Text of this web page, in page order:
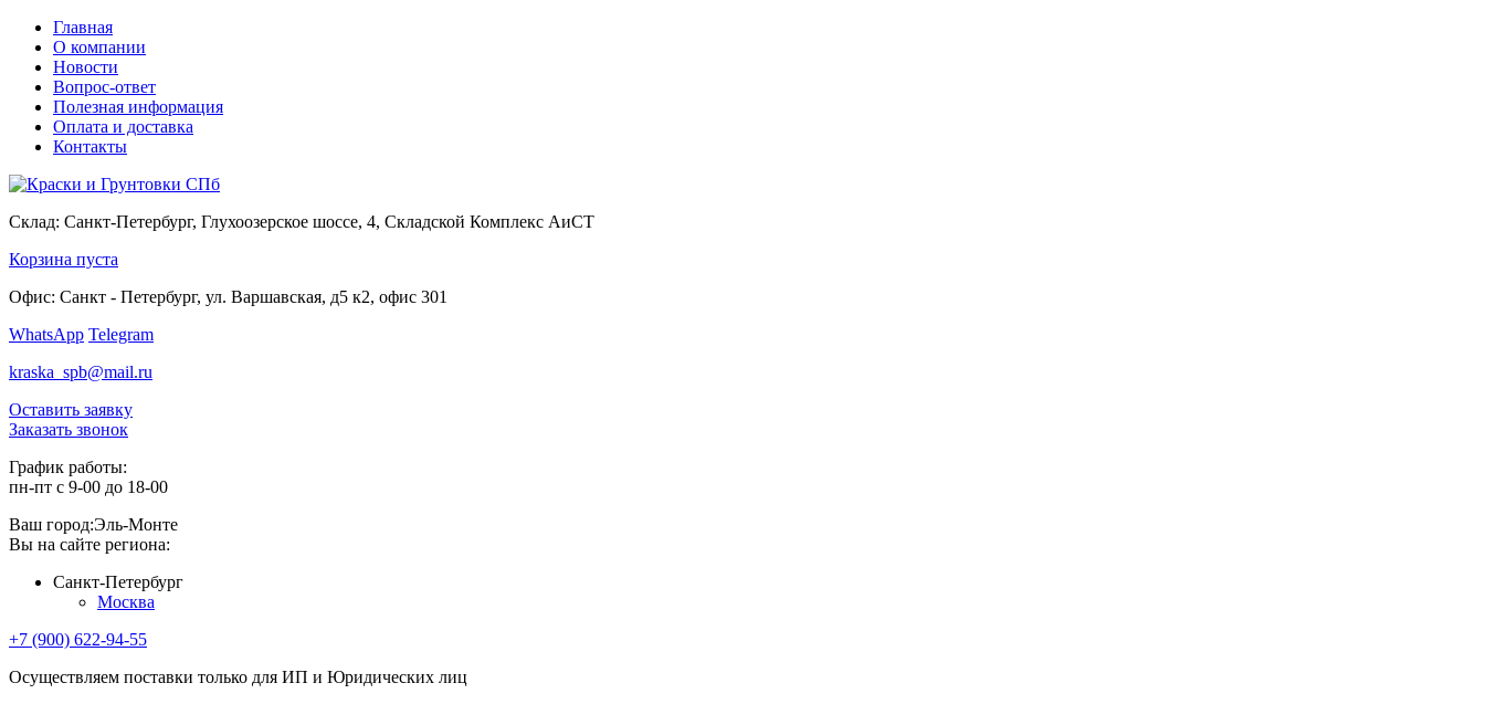
Главная
О компании
Новости
Вопрос-ответ
Полезная информация
Оплата и доставка
Контакты
Склад: Санкт-Петербург, Глухоозерское шоссе, 4, Складской Комплекс АиСТ
Корзина пуста
Офис: Санкт - Петербург, ул. Варшавская, д5 к2, офис 301
WhatsApp Telegram
kraska_spb@mail.ru
Оставить заявку
Заказать звонок
График работы:
пн-пт с 9-00 до 18-00
Ваш город:Эль-Монте
Вы на сайте региона:
Санкт-Петербург
Москва
+7 (900) 622-94-55
Осуществляем поставки только для ИП и Юридических лиц